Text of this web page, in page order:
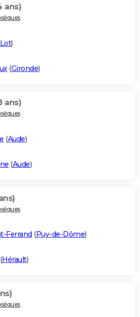
ans)
Lot)
(Gironde)
ans)
(Aude)
(Aude)
Ferrand (Puy-de-Dôme)
(Hérault)